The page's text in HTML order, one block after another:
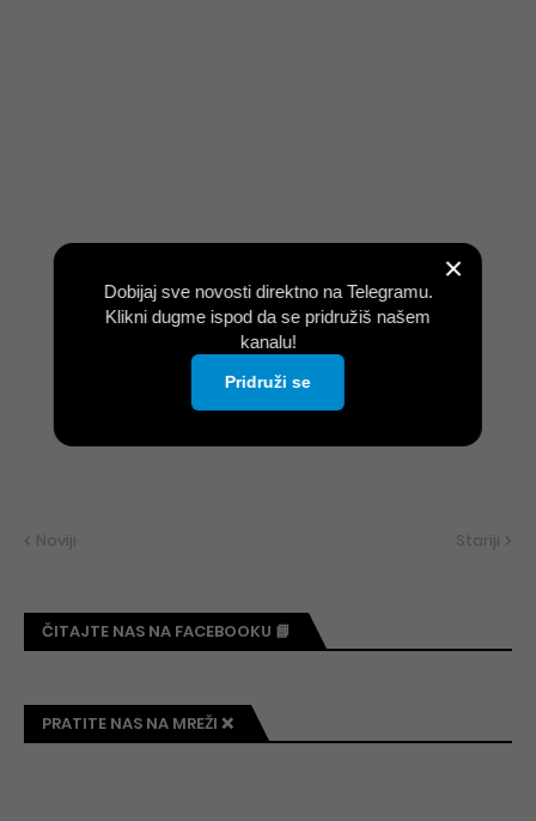
Noviji Stariji
×
Dobijaj sve novosti direktno na Telegramu.
Klikni dugme ispod da se pridružiš našem
kanalu!
Pridruži se
ČITAJTE NAS NA FACEBOOKU 📘
PRATITE NAS NA MREŽI ❌